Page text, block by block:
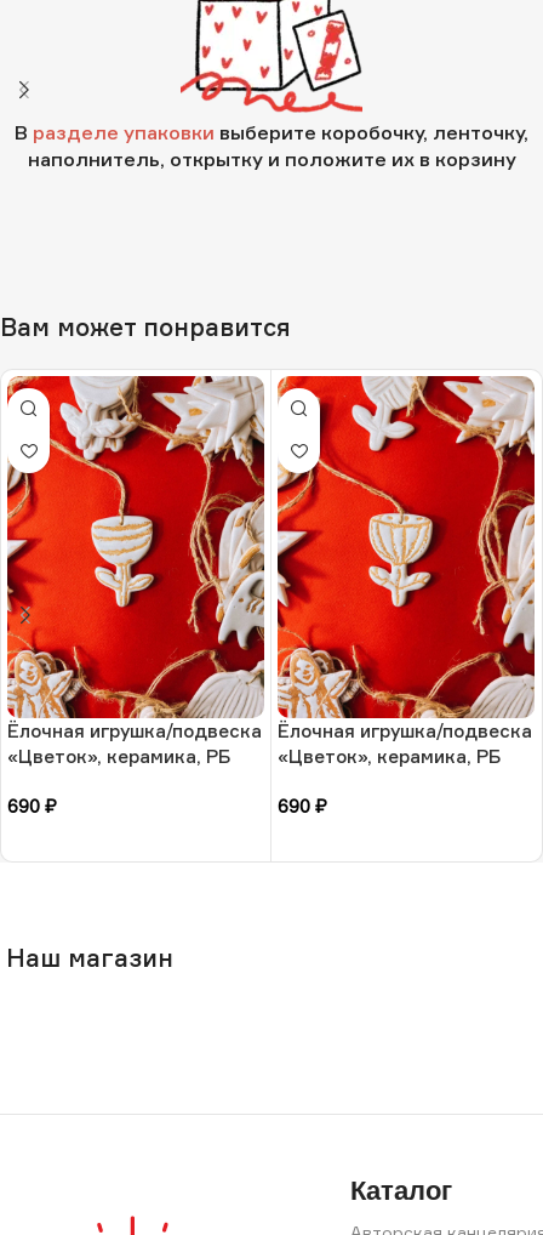
В разделе упаковки выберите коробочку, ленточку,
наполнитель, открытку и положите их в корзину
Вам может понравится
Ёлочная игрушка/подвеска
«Цветок», керамика, РБ
690 ₽
Ёлочная игрушка/подвеска
«Цветок», керамика, РБ
690 ₽
Наш магазин
Каталог